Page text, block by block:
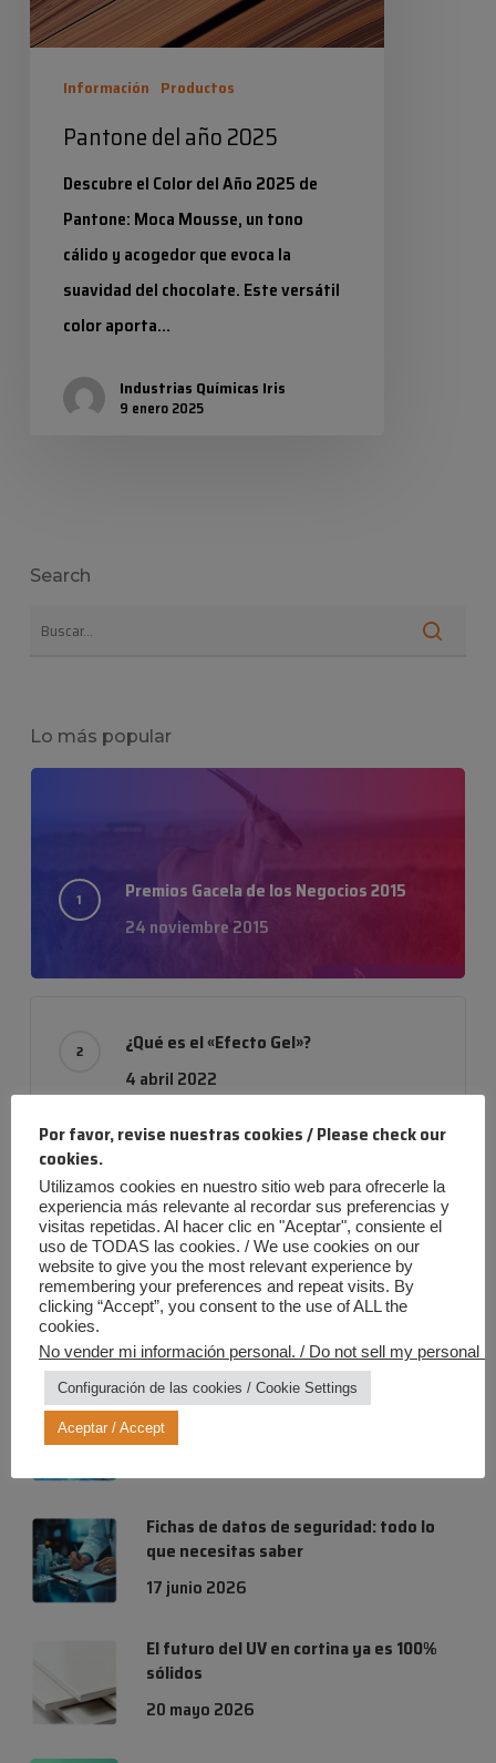
Información Productos
Pantone del año 2025
Descubre el Color del Año 2025 de
Pantone: Moca Mousse, un tono
cálido y acogedor que evoca la
suavidad del chocolate. Este versátil
color aporta…
Industrias Químicas Iris
9 enero 2025
Search
Lo más popular
Premios Gacela de los Negocios 2015
24 noviembre 2015
¿Qué es el «Efecto Gel»?
4 abril 2022
Empresa con evolución
24 noviembre 2019
Entradas más recientes
Verano Iris: ¡Diversión al máximo,
riesgos a cero!
Fichas de datos de seguridad: todo lo
que necesitas saber
17 junio 2026
El futuro del UV en cortina ya es 100%
sólidos
20 mayo 2026
Por favor, revise nuestras cookies / Please check our
cookies.
Utilizamos cookies en nuestro sitio web para ofrecerle la
experiencia más relevante al recordar sus preferencias y
visitas repetidas. Al hacer clic en "Aceptar", consiente el
uso de TODAS las cookies. / We use cookies on our
website to give you the most relevant experience by
remembering your preferences and repeat visits. By
clicking “Accept”, you consent to the use of ALL the
cookies.
No vender mi información personal. / Do not sell my personal
Configuración de las cookies / Cookie Settings
Aceptar / Accept